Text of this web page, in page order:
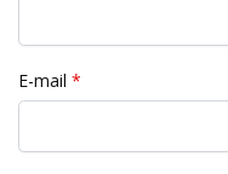
E-mail *